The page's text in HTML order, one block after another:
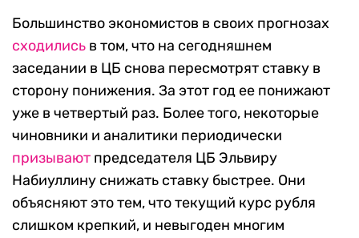
Большинство экономистов в своих прогнозах
сходились в том, что на сегодняшнем
заседании в ЦБ снова пересмотрят ставку в
сторону понижения. За этот год ее понижают
уже в четвертый раз. Более того, некоторые
чиновники и аналитики периодически
призывают председателя ЦБ Эльвиру
Набиуллину снижать ставку быстрее. Они
объясняют это тем, что текущий курс рубля
слишком крепкий, и невыгоден многим